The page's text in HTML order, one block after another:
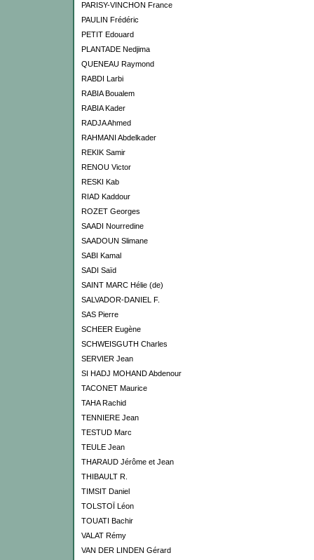
PARISY-VINCHON France
PAULIN Frédéric
PETIT Edouard
PLANTADE Nedjima
QUENEAU Raymond
RABDI Larbi
RABIA Boualem
RABIA Kader
RADJA Ahmed
RAHMANI Abdelkader
REKIK Samir
RENOU Victor
RESKI Kab
RIAD Kaddour
ROZET Georges
SAADI Nourredine
SAADOUN Slimane
SABI Kamal
SADI Saïd
SAINT MARC Hélie (de)
SALVADOR-DANIEL F.
SAS Pierre
SCHEER Eugène
SCHWEISGUTH Charles
SERVIER Jean
SI HADJ MOHAND Abdenour
TACONET Maurice
TAHA Rachid
TENNIERE Jean
TESTUD Marc
TEULE Jean
THARAUD Jérôme et Jean
THIBAULT R.
TIMSIT Daniel
TOLSTOÏ Léon
TOUATI Bachir
VALAT Rémy
VAN DER LINDEN Gérard